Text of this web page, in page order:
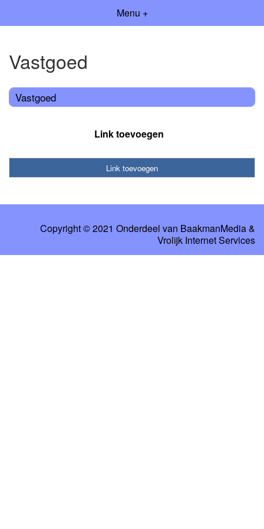
Menu +
Vastgoed
Vastgoed
Link toevoegen
Link toevoegen
Copyright © 2021 Onderdeel van BaakmanMedia&
Vrolijk Internet Services